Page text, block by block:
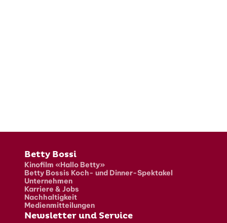
Fusszeile
Betty Bossi
Kinofilm «Hallo Betty»
Betty Bossis Koch- und Dinner-Spektakel
Unternehmen
Karriere & Jobs
Nachhaltigkeit
Medienmitteilungen
Newsletter und Service